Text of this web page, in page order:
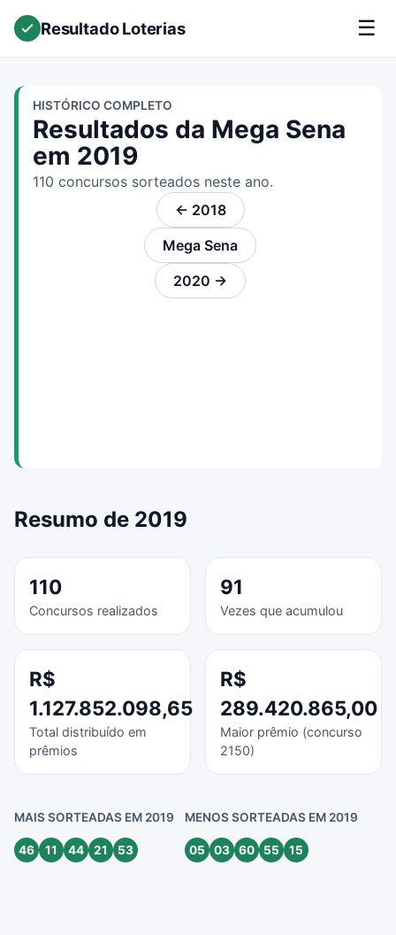
Resultado Loterias ☰
HISTÓRICO COMPLETO
Resultados da Mega Sena
em 2019
110 concursos sorteados neste ano.
← 2018
Mega Sena
2020 →
Resumo de 2019
110
Concursos realizados
91
Vezes que acumulou
R$
1.127.852.098,65
Total distribuído em
prêmios
R$
289.420.865,00
Maior prêmio (concurso
2150)
MAIS SORTEADAS EM 2019
46 11 44 21 53
MENOS SORTEADAS EM 2019
05 03 60 55 15